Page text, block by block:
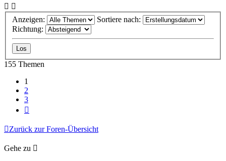
Anzeigen:
Sortiere nach:
Richtung:
155 Themen
1
2
3
Zurück zur Foren-Übersicht
Gehe zu